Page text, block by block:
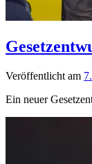
Veröffentlicht am
Ein neuer